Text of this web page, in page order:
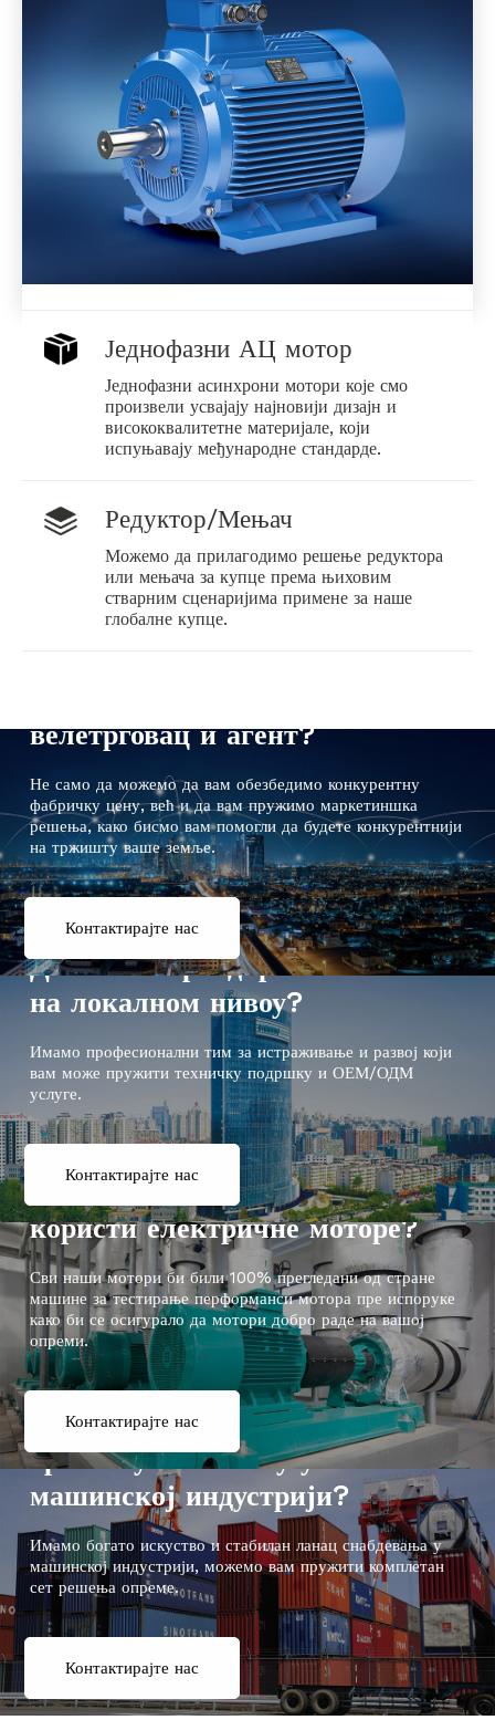
Једнофазни АЦ мотор
Једнофазни асинхрони мотори које смо
произвели усвајају најновији дизајн и
висококвалитетне материјале, који
испуњавају међународне стандарде.
Редуктор/Мењач
Можемо да прилагодимо решење редуктора
или мењача за купце према њиховим
стварним сценаријима примене за наше
глобалне купце.
велетрговац и агент?
Не само да можемо да вам обезбедимо конкурентну
фабричку цену, већ и да вам пружимо маркетиншка
решења, како бисмо вам помогли да будете конкурентнији
на тржишту ваше земље.
Контактирајте нас
Да ли сте брендирани власник
на локалном нивоу?
Имамо професионални тим за истраживање и развој који
вам може пружити техничку подршку и ОЕМ/ОДМ
услуге.
Контактирајте нас
Да ли сте фабрика опреме која
користи електричне моторе?
Сви наши мотори би били 100% прегледани од стране
машине за тестирање перформанси мотора пре испоруке
како би се осигурало да мотори добро раде на вашој
опреми.
Контактирајте нас
Да ли сте компанија за
трговину и набавку у
машинској индустрији?
Имамо богато искуство и стабилан ланац снабдевања у
машинској индустрији, можемо вам пружити комплетан
сет решења опреме.
Контактирајте нас